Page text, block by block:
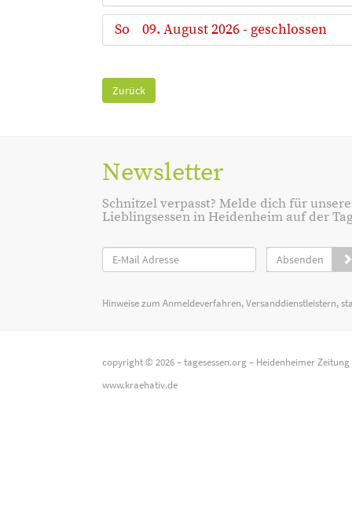
So 09. August 2026 - geschlossen
Zurück
Newsletter
Schnitzel verpasst? Melde dich für
Lieblingsessen in Heidenheim auf der
Absenden
Hinweise zum Anmeldeverfahren, Versanddienstleistern,
copyright © 2026 –tagesessen.org– Heidenheimer Zeitung
www.kraehativ.de